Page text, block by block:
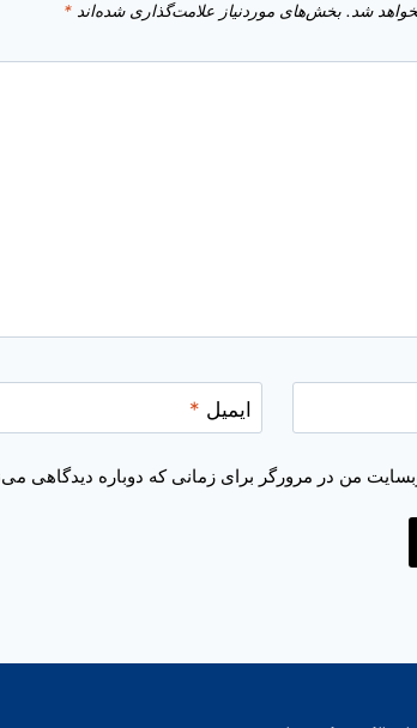
شد. بخش‌های موردنیاز علامت‌گذاری شده‌اند *
ایمیل *
من در مرورگر برای زمانی که دوباره دیدگاهی